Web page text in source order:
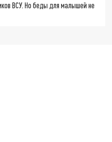
ВСУ. Но беды для малышей не